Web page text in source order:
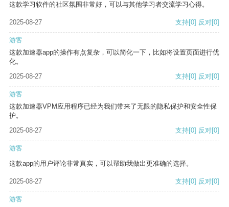
这款学习软件的社区氛围非常好，可以与其他学习者交流学习心得。
2025-08-27 支持[0] 反对[0]
游客
这款加速器app的操作有点复杂，可以简化一下，比如将设置页面进行优
化。
2025-08-27
支持[0] 反对[0]
游客
这款加速器VPM应用程序已经为我们带来了无限的隐私保护和安全性保
护。
2025-08-27
支持[0] 反对[0]
游客
这款app的用户评论非常真实，可以帮助我做出更准确的选择。
2025-08-27 支持[0] 反对[0]
游客